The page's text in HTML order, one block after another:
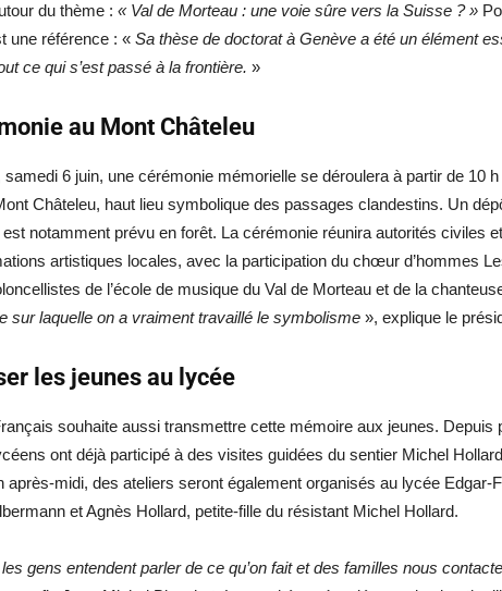
du thème : « Val de Morteau : une voie sûre vers la Suisse ? »
une référence : « Sa thèse de doctorat à Genève a été un élément
ce qui s’est passé à la frontière. »
au Mont Châteleu
samedi 6 juin, une cérémonie mémorielle se déroulera à partir de 10
Châteleu, haut lieu symbolique des passages clandestins. Un
notamment prévu en forêt. La cérémonie réunira autorités civiles
artistiques locales, avec la participation du chœur d’hommes
de l’école de musique du Val de Morteau et de la
sur laquelle on a vraiment travaillé le symbolisme », explique le
les jeunes au lycée
souhaite aussi transmettre cette mémoire aux jeunes. Depuis
ont déjà participé à des visites guidées du sentier Michel
après-midi, des ateliers seront également organisés au lycée Edgar-
et Agnès Hollard, petite-fille du résistant Michel Hollard.
gens entendent parler de ce qu’on fait et des familles nous